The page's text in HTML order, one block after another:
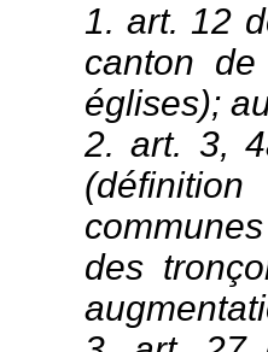
1. art. 12
canton
églises);
2. art. 3,
des